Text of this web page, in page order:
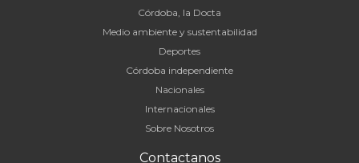
Córdoba, la Docta
Medio ambiente y sustentabilidad
Deportes
Córdoba independiente
Nacionales
Internacionales
Sobre Nosotros
Contactanos